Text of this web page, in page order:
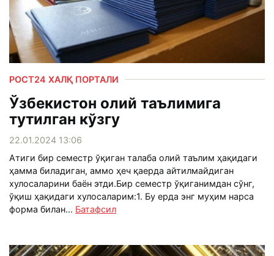
РОСТ24 ХАЛҚ ПОРТАЛИ
Ўзбекистон олий таълимига
тутилган кўзгу
22.01.2024 13:06
Атиги бир семестр ўқиган талаба олий таълим ҳақидаги
ҳамма биладиган, аммо ҳеч қаерда айтилмайдиган
хулосаларини баён этди.Бир семестр ўқиганимдан сўнг,
ўқиш ҳақидаги хулосаларим:1. Бу ерда энг муҳим нарса
форма билан... Батафсил